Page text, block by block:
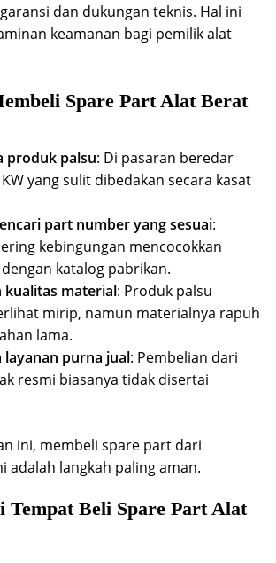
dan dukungan teknis. Hal ini
keamanan bagi pemilik alat
Spare Part Alat Berat
produk palsu: Di pasaran beredar
yang sulit dibedakan secara kasat
part number yang sesuai:
kebingungan mencocokkan
katalog pabrikan.
kualitas material: Produk palsu
mirip, namun materialnya rapuh
lama.
layanan purna jual: Pembelian dari
resmi biasanya tidak disertai
ini, membeli spare part dari
adalah langkah paling aman.
Tempat Beli Spare Part Alat